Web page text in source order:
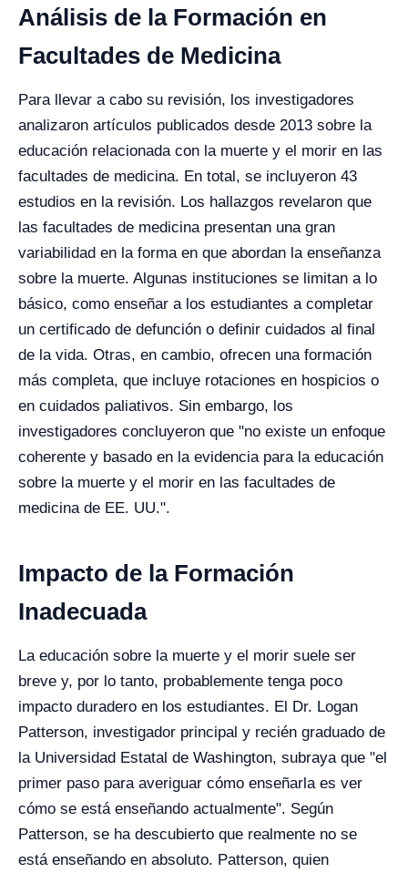
Análisis de la Formación en
Facultades de Medicina
Para llevar a cabo su revisión, los investigadores
analizaron artículos publicados desde 2013 sobre la
educación relacionada con la muerte y el morir en las
facultades de medicina. En total, se incluyeron 43
estudios en la revisión. Los hallazgos revelaron que
las facultades de medicina presentan una gran
variabilidad en la forma en que abordan la enseñanza
sobre la muerte. Algunas instituciones se limitan a lo
básico, como enseñar a los estudiantes a completar
un certificado de defunción o definir cuidados al final
de la vida. Otras, en cambio, ofrecen una formación
más completa, que incluye rotaciones en hospicios o
en cuidados paliativos. Sin embargo, los
investigadores concluyeron que "no existe un enfoque
coherente y basado en la evidencia para la educación
sobre la muerte y el morir en las facultades de
medicina de EE. UU.".
Impacto de la Formación
Inadecuada
La educación sobre la muerte y el morir suele ser
breve y, por lo tanto, probablemente tenga poco
impacto duradero en los estudiantes. El Dr. Logan
Patterson, investigador principal y recién graduado de
la Universidad Estatal de Washington, subraya que "el
primer paso para averiguar cómo enseñarla es ver
cómo se está enseñando actualmente". Según
Patterson, se ha descubierto que realmente no se
está enseñando en absoluto. Patterson, quien